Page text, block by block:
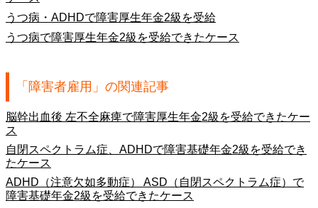
うつ病・ADHDで障害厚生年金2級を受給
うつ病で障害厚生年金2級を受給できたケース
「障害者雇用」の関連記事
脳幹出血後 左不全麻痺で障害厚生年金2級を受給できたケー
ス
自閉スペクトラム症、ADHDで障害基礎年金2級を受給でき
たケース
ADHD（注意欠如多動症） ASD（自閉スペクトラム症）で
障害基礎年金2級を受給できたケース